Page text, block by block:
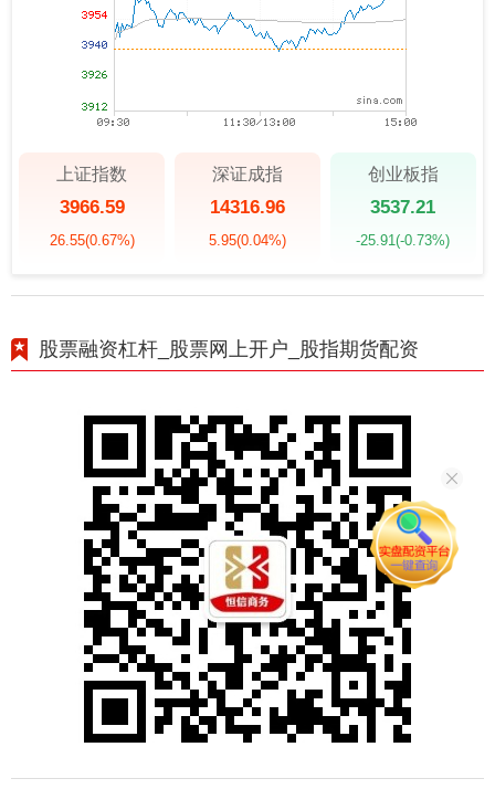
上证指数
3966.59
26.55(0.67%)
深证成指
14316.96
5.95(0.04%)
创业板指
3537.21
-25.91(-0.73%)
股票融资杠杆_股票网上开户_股指期货配资